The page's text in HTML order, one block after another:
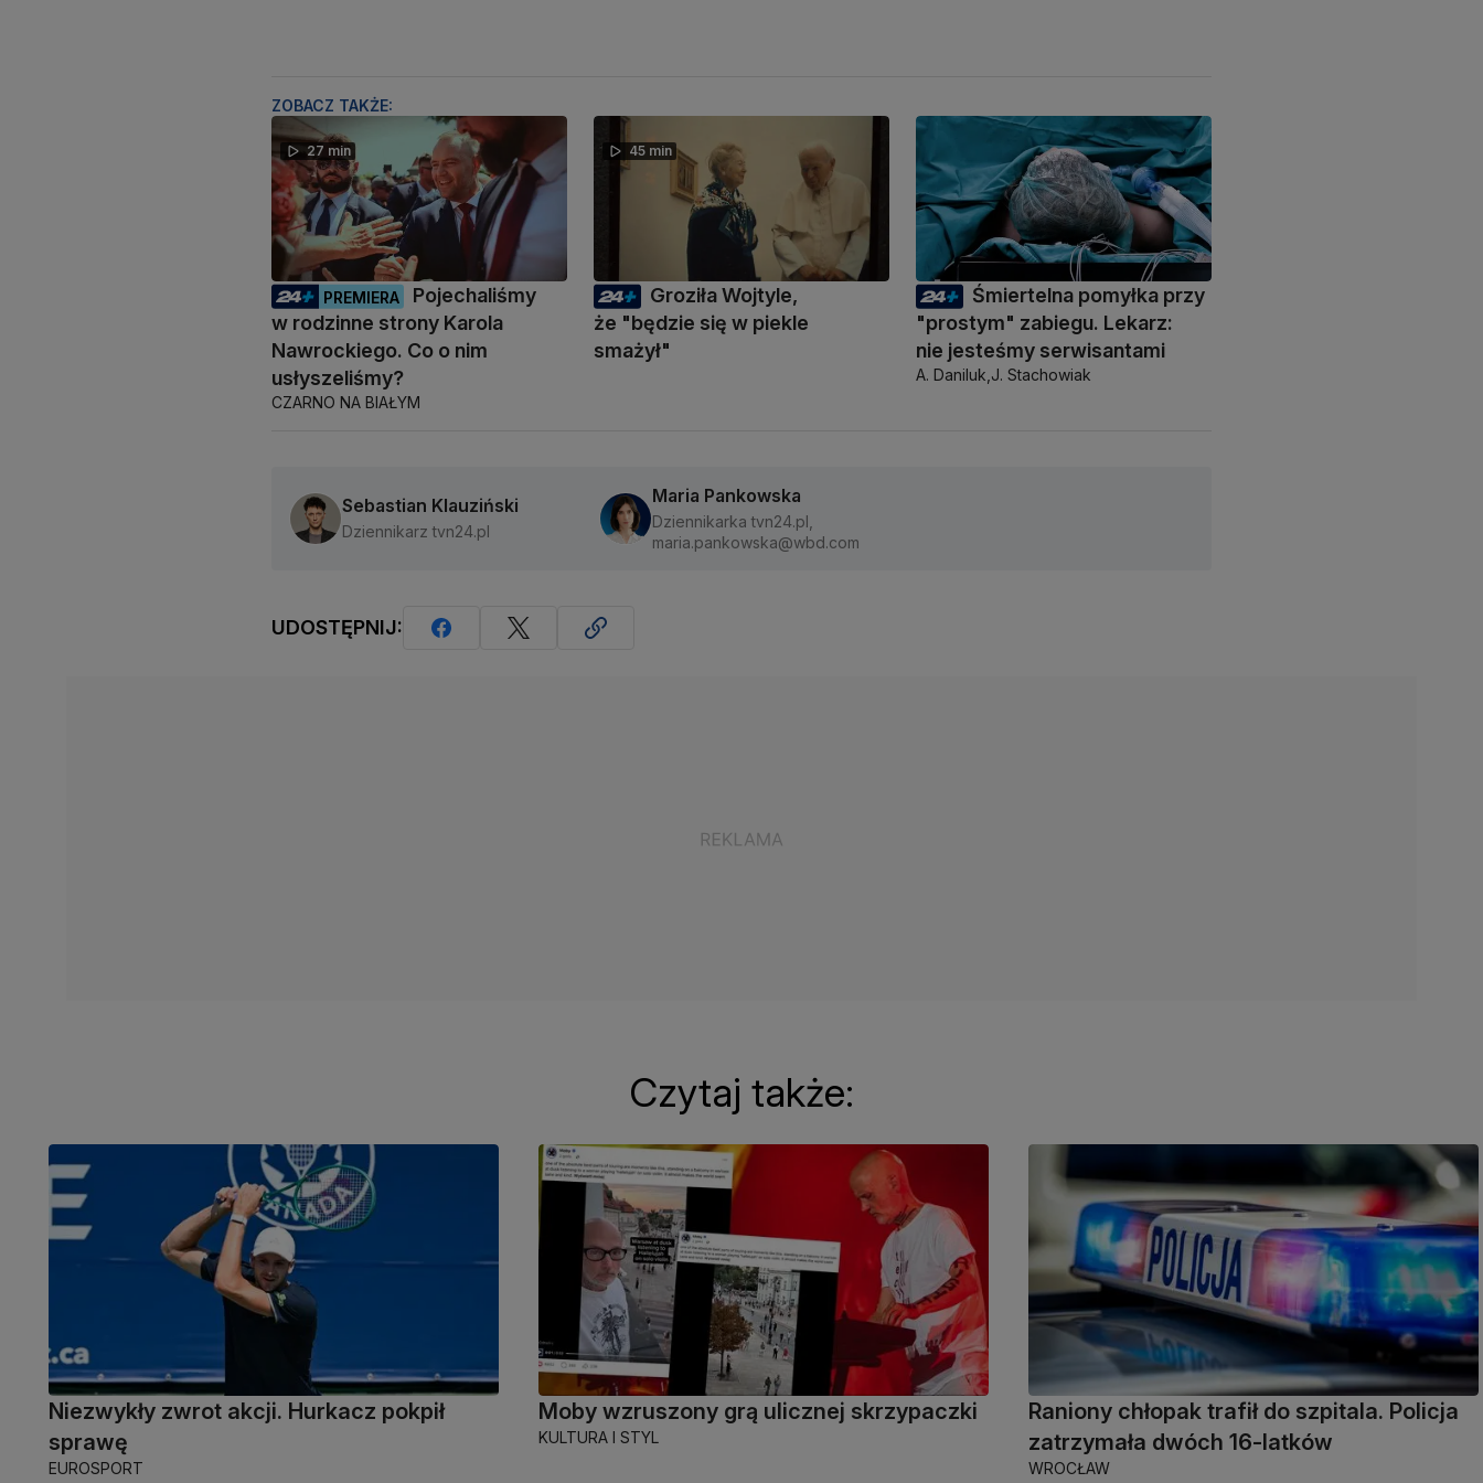
ZOBACZ TAKŻE:
27 min
PREMIERA
Pojechaliśmy
w rodzinne strony Karola
Nawrockiego. Co o nim
usłyszeliśmy?
CZARNO NA BIAŁYM
45 min
Groziła Wojtyle,
że "będzie się w piekle
smażył"
Śmiertelna pomyłka przy
"prostym" zabiegu. Lekarz:
nie jesteśmy serwisantami
A. Daniluk, J. Stachowiak
Sebastian Klauziński
Dziennikarz tvn24.pl
Maria Pankowska
Dziennikarka tvn24.pl,
maria.pankowska@wbd.com
UDOSTĘPNIJ:
Czytaj także:
Niezwykły zwrot akcji. Hurkacz pokpił
sprawę
EUROSPORT
Moby wzruszony grą ulicznej skrzypaczki
KULTURA I STYL
Raniony chłopak trafił do szpitala. Policja
zatrzymała dwóch 16-latków
WROCŁAW